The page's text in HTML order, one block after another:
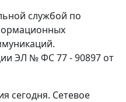
службой по
ЭЛ № ФС 77 - 90897 от
сегодня. Сетевое